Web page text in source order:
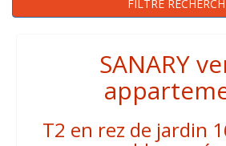
FILTRE
SANARY
T2 en rez de jardin